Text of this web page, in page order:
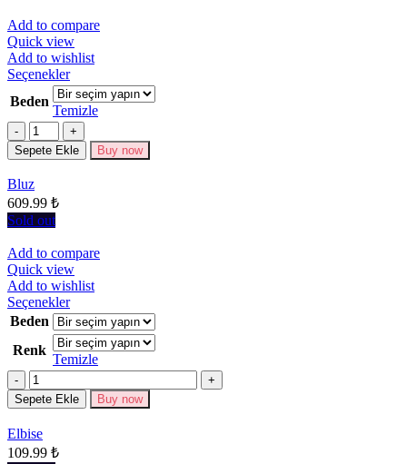
Add to compare
Quick view
Add to wishlist
SeçeneklerBu
ürünün
birden
fazla
varyasyonu
var.
Beden
Temizle
Miktar
Sepete Ekle Buy now
Bluz
609.99 ₺
Sold out
Add to compare
Quick view
Add to wishlist
SeçeneklerBu
ürünün
birden
fazla
varyasyonu
Seçenekler
Beden
Renk
Temizle
Miktar
Sepete Ekle Buy now
Elbise
109.99 ₺